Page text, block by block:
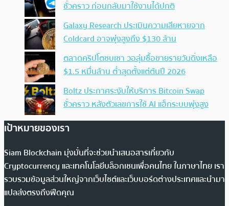
ชั่วคราว ก่อนกลับมาใช้งานได้ปกติ
Galaxy Research ประเมินความเสียหายจาก
Coldcard อาจพุ่งสูงถึง $130 ล้าน
ตลาดคริปโตซบเซา วอลุ่มซื้อขายรายวันดิ่งเหลือ
$1.5 หมื่นล้าน ต่ำสุดตั้งแต่ต้นปี 2026
Boltz ประกาศระงับให้บริการ Bitcoin Swap
ชั่วคราว หลังตัวเลขการใช้ AI แฮ็กระบบพุ่งสูง
เป้าหมายของเรา
Siam Blockchain มุ่งมั่นที่จะช่วยนำเสนอสารเกี่ยวกับ
Cryptocurrency และเทคโนโลยีบล็อกเชนเพื่อคนไทย ในภาษาไทย เรา
รวบรวมข้อมูลส่วนใหญ่จากเว็บไซต์และเว็บบอร์ดต่างประเทศและนำมา
แปลส่งตรงถึงฟีดคุณ